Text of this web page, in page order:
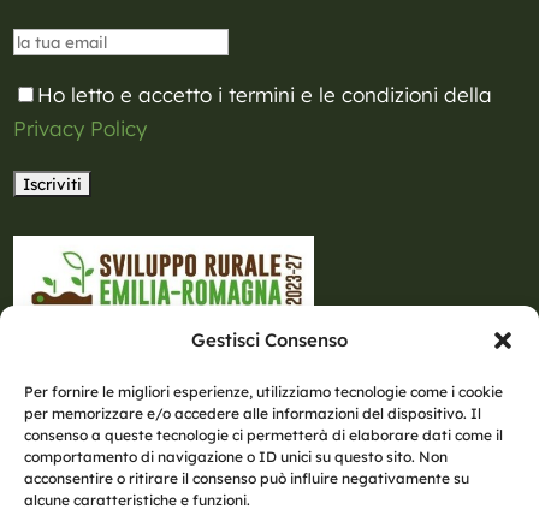
Gestisci Consenso
Per fornire le migliori esperienze, utilizziamo tecnologie come i cookie
per memorizzare e/o accedere alle informazioni del dispositivo. Il
consenso a queste tecnologie ci permetterà di elaborare dati come il
comportamento di navigazione o ID unici su questo sito. Non
acconsentire o ritirare il consenso può influire negativamente su
alcune caratteristiche e funzioni.
Ho letto e accetto i termini e le condizioni della
Privacy Policy